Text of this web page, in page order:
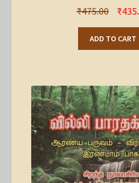
₹475.00 ₹
ADD TO CART